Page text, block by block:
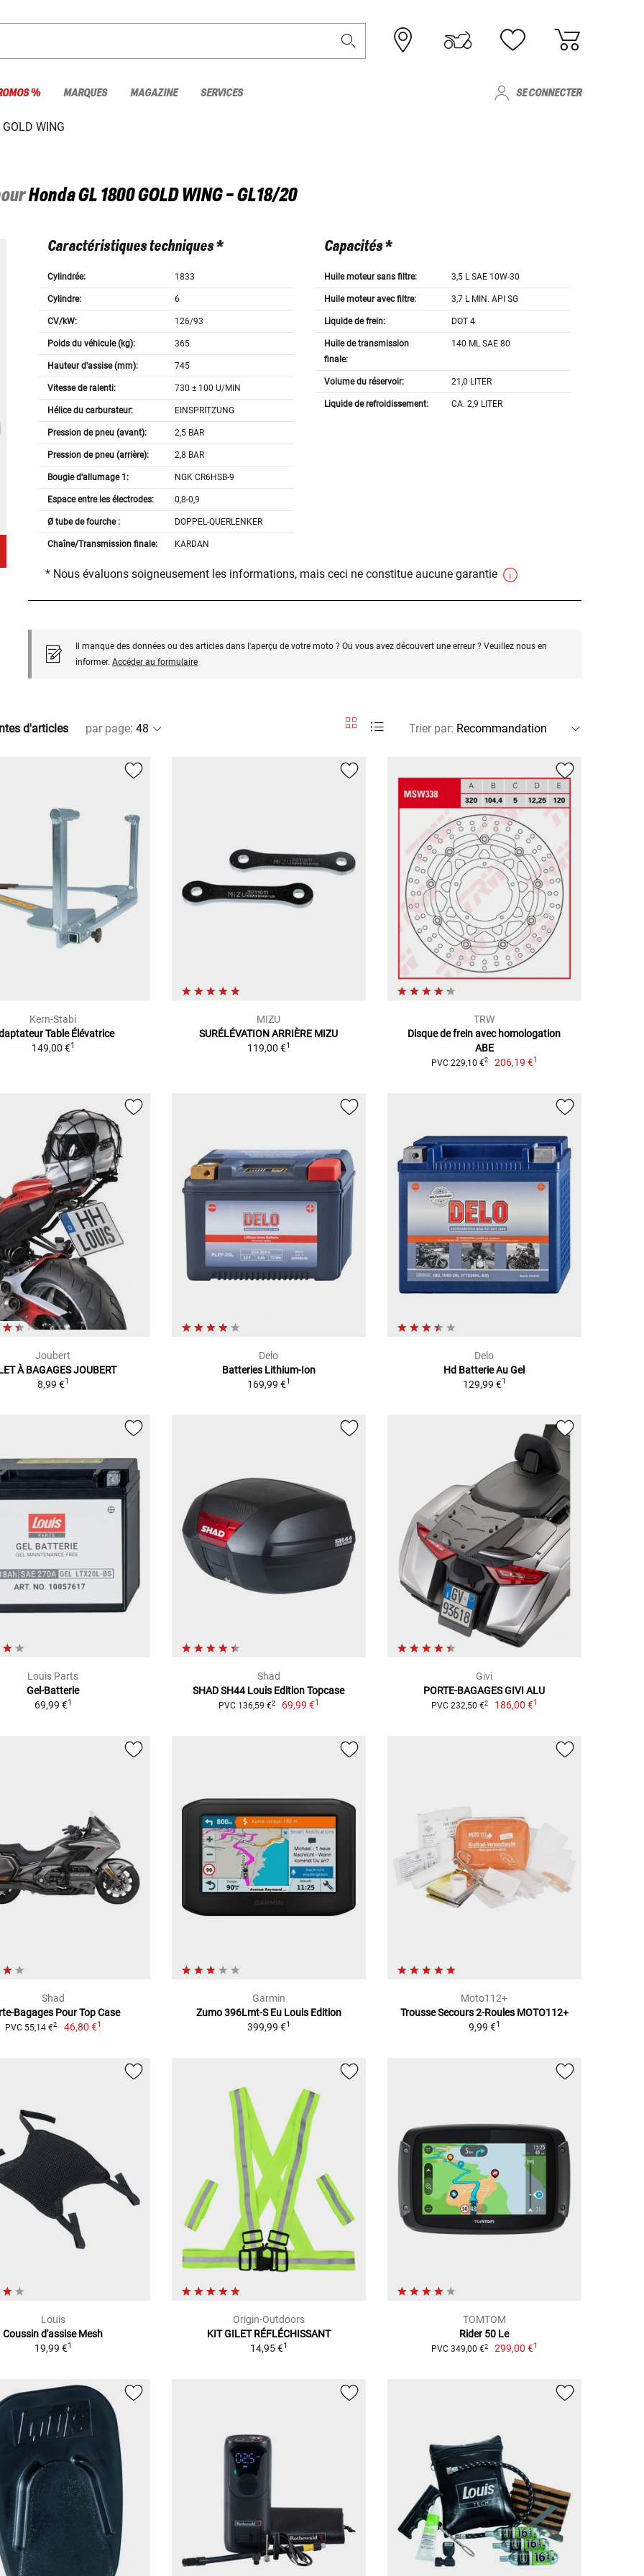
% MARQUES MAGAZINE SERVICES SE CONNECTER
WING
HondaGL 1800 GOLD WING - GL18/20
Caractéristiques techniques *
Cylindrée: 1833
Cylindre: 6
CV/kW: 126/93
Poids du véhicule (kg): 365
Hauteur d'assise (mm): 745
Vitesse de ralenti: 730 ± 100 U/MIN
Hélice du carburateur: EINSPRITZUNG
Pression de pneu (avant): 2,5 BAR
Pression de pneu (arrière): 2,8 BAR
Bougie d'allumage 1: NGK CR6HSB-9
Espace entre les électrodes: 0,8-0,9
Ø tube de fourche : DOPPEL-QUERLENKER
Chaîne/Transmission finale: KARDAN
Capacités *
Huile moteur sans filtre: 3,5 L SAE 10W-30
Huile moteur avec filtre: 3,7 L MIN. API SG
Liquide de frein: DOT 4
Huile de transmission
finale:
140 ML SAE 80
Volume du réservoir: 21,0 LITER
Liquide de refroidissement: CA. 2,9 LITER
* Nous évaluons soigneusement les informations, mais ceci ne constitue aucune garantie
Il manque des données ou des articles dans l'aperçu de votre moto ? Ou vous avez découvert une erreur ? Veuillez nous en
informer. Accéder au formulaire
d'articles par page: Trier par:
Kern-Stabi
Table Élévatrice
149,00 €1
MIZU
SURÉLÉVATION ARRIÈRE MIZU
119,00 €1
TRW
Disque de frein avec homologation
ABE
PVC 229,10 €2 206,19 €1
Joubert
À BAGAGES JOUBERT
8,99 €1
Delo
Batteries Lithium-Ion
169,99 €1
Delo
Hd Batterie Au Gel
129,99 €1
Louis Parts
Gel-Batterie
69,99 €1
Shad
SHAD SH44 Louis Edition Topcase
PVC 136,59 €2 69,99 €1
Givi
PORTE-BAGAGES GIVI ALU
PVC 232,50 €2 186,00 €1
Shad
Bagages Pour Top Case
PVC 55,14 €2 46,80 €1
Garmin
Zumo 396Lmt-S Eu Louis Edition
399,99 €1
Moto112+
Trousse Secours 2-Roules MOTO112+
9,99 €1
Louis
Coussin d'assise Mesh
19,99 €1
Origin-Outdoors
KIT GILET RÉFLÉCHISSANT
14,95 €1
TOMTOM
Rider 50 Le
PVC 349,00 €2 299,00 €1